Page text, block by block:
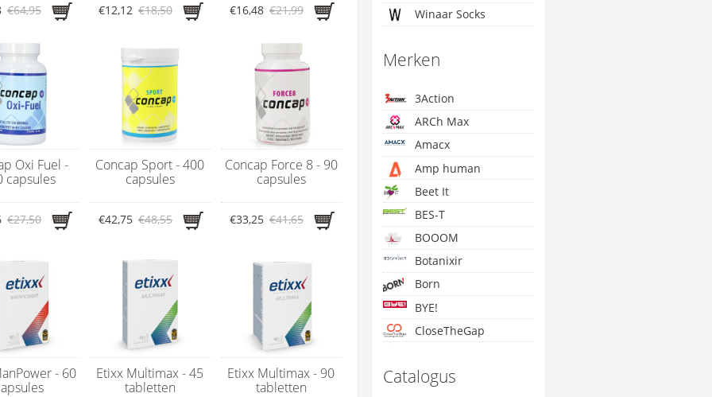
€64,95 €12,12 €18,50 €16,48 €21,99
Oxi Fuel -
capsules
€27,50
Concap Sport - 400
capsules
€42,75 €48,55
Concap Force 8 - 90
capsules
€33,25 €41,65
- 60
Etixx Multimax - 45
tabletten
Etixx Multimax - 90
tabletten
Winaar Socks
Merken
3Action
ARCh Max
Amacx
Amp human
Beet It
BES-T
BOOOM
Botanixir
Born
BYE!
CloseTheGap
Cyclon
Catalogus